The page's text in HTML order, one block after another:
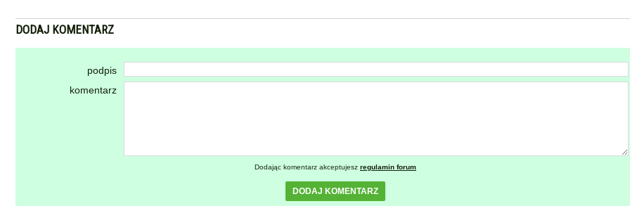
DODAJ KOMENTARZ
podpis
komentarz
Dodając komentarz akceptujesz regulamin forum
DODAJ KOMENTARZ